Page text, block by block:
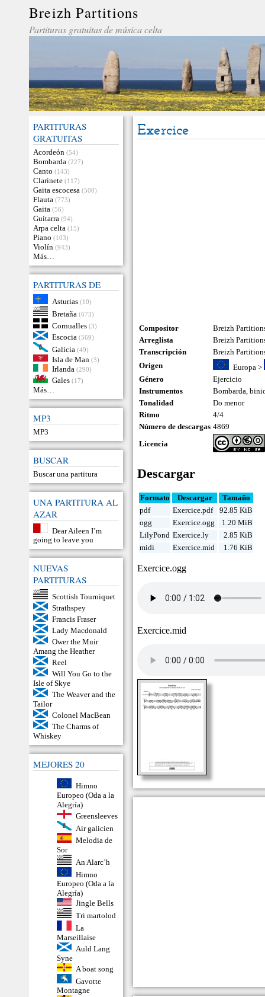
Breizh Partitions
Partituras gratuitas de música celta
PARTITURAS
GRATUITAS
Acordeón (54)
Bombarda (227)
Canto (143)
Clarinete (117)
Gaita escocesa (500)
Flauta (773)
Gaita (56)
Guitarra (94)
Arpa celta (15)
Piano (103)
Violín (943)
Más…
PARTITURAS DE
Asturias (10)
Bretaña (673)
Cornualles (3)
Escocia (569)
Galicia (49)
Isla de Man (3)
Irlanda (290)
Gales (17)
Más…
MP3
MP3
BUSCAR
Buscar una partitura
UNA PARTITURA AL
AZAR
Dear Aileen I’m
going to leave you
NUEVAS
PARTITURAS
Scottish Tourniquet
Strathspey
Francis Fraser
Lady Macdonald
Ower the Muir
Amang the Heather
Reel
Will You Go to the
Isle of Skye
The Weaver and the
Tailor
Colonel MacBean
The Charms of
Whiskey
MEJORES 20
Himno
Europeo (Oda a la
Alegría)
Greensleeves
Air galicien
Melodia de
Sor
An Alarc’h
Himno
Europeo (Oda a la
Alegría)
Jingle Bells
Tri martolod
La
Marseillaise
Auld Lang
Syne
A boat song
Gavotte
Montagne
Exercice
Compositor
Breizh
Arreglista
Breizh
Transcripción
Breizh
Origen
Europa>
Género
Ejercicio
Instrumentos
Bombarda,
Tonalidad
Do menor
Ritmo
4/4
Número de descargas 4869
Licencia
Descargar
Formato Descargar
Tamaño
pdf
Exercice.pdf
92.85 KiB
ogg
Exercice.ogg
1.20 MiB
LilyPond Exercice.ly
2.85 KiB
midi
Exercice.mid 1.76 KiB
Exercice.ogg
Exercice.mid